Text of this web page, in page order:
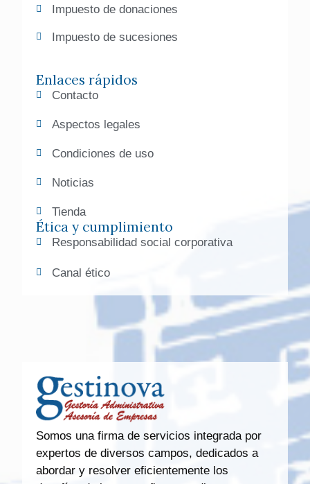
Somos una firma de servicios integrada por
expertos de diversos campos, dedicados a
abordar y resolver eficientemente los
Impuesto de donaciones
Impuesto de sucesiones
Enlaces rápidos
Contacto
Aspectos legales
Condiciones de uso
Noticias
Tienda
Ética y cumplimiento
Responsabilidad social corporativa
Canal ético